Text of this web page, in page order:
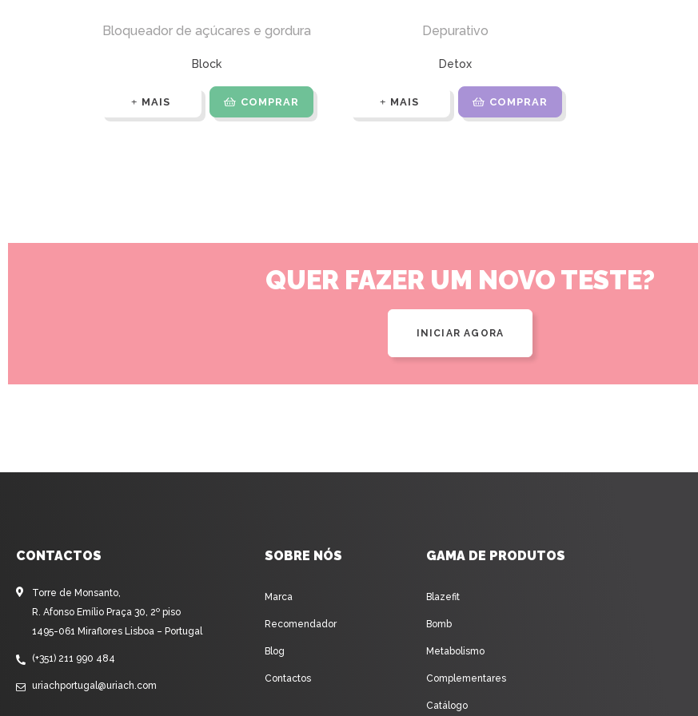
Bloqueador de açúcares e gordura
Block
MAIS COMPRAR
Depurativo
Detox
MAIS COMPRAR
QUER FAZER UM NOVO TESTE?
INICIAR AGORA
CONTACTOS
Torre de Monsanto,
R. Afonso Emílio Praça 30, 2º piso
1495-061 Miraflores Lisboa – Portugal
(+351) 211 990 484
uriachportugal@uriach.com
SOBRE NÓS
Marca
Recomendador
Blog
Contactos
GAMA DE PRODUTOS
Blazefit
Bomb
Metabolismo
Complementares
Catálogo